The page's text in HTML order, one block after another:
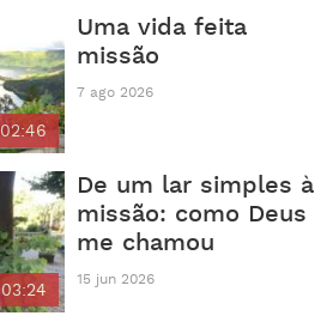
02:46
Uma vida feita
missão
7 ago 2026
03:24
De um lar simples à
missão: como Deus
me chamou
15 jun 2026